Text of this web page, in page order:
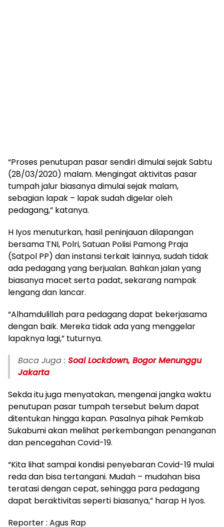
“Proses penutupan pasar sendiri dimulai sejak Sabtu
(28/03/2020) malam. Mengingat aktivitas pasar
tumpah jalur biasanya dimulai sejak malam,
sebagian lapak – lapak sudah digelar oleh
pedagang,” katanya.
H Iyos menuturkan, hasil peninjauan dilapangan
bersama TNI, Polri, Satuan Polisi Pamong Praja
(Satpol PP) dan instansi terkait lainnya, sudah tidak
ada pedagang yang berjualan. Bahkan jalan yang
biasanya macet serta padat, sekarang nampak
lengang dan lancar.
“Alhamdulillah para pedagang dapat bekerjasama
dengan baik. Mereka tidak ada yang menggelar
lapaknya lagi,” tuturnya.
Baca Juga : Soal Lockdown, Bogor Menunggu
Jakarta
Sekda itu juga menyatakan, mengenai jangka waktu
penutupan pasar tumpah tersebut belum dapat
ditentukan hingga kapan. Pasalnya pihak Pemkab
Sukabumi akan melihat perkembangan penanganan
dan pencegahan Covid-19.
“Kita lihat sampai kondisi penyebaran Covid-19 mulai
reda dan bisa tertangani. Mudah – mudahan bisa
teratasi dengan cepat, sehingga para pedagang
dapat beraktivitas seperti biasanya,” harap H Iyos.
Reporter : Agus Rap